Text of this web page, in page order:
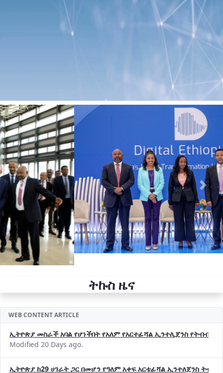
Previous Next
ኢትዮጵያ መስራች አባል የሆነችበት የአለም የአርተፊሻል ኢንተሊጀንስ የትብብር
Modified 20 Days ago.
ኢትዮጵያ ከ29 ሀገራት ጋር በመሆን የዓለም አቀፍ አርቴፊሻል ኢንተለጀንስ
Modified 20 Days ago.